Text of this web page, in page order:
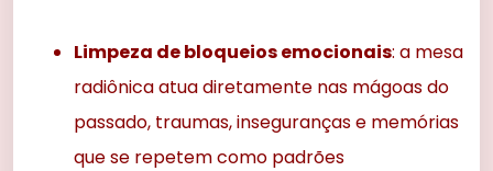
Limpeza de bloqueios emocionais: a mesa
radiônica atua diretamente nas mágoas do
passado, traumas, inseguranças e memórias
que se repetem como padrões